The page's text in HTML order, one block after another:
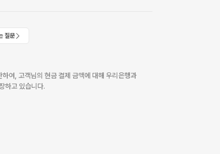
질문
여, 고객님의 현금 결제 금액에 대해 우리은행과
하고 있습니다.